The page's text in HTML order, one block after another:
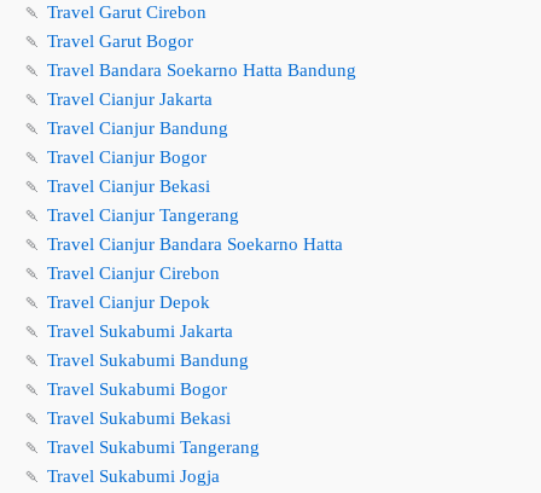
🍡 Travel Garut Cirebon
🍡 Travel Garut Bogor
🍡 Travel Bandara Soekarno Hatta Bandung
🍡 Travel Cianjur Jakarta
🍡 Travel Cianjur Bandung
🍡 Travel Cianjur Bogor
🍡 Travel Cianjur Bekasi
🍡 Travel Cianjur Tangerang
🍡 Travel Cianjur Bandara Soekarno Hatta
🍡 Travel Cianjur Cirebon
🍡 Travel Cianjur Depok
🍡 Travel Sukabumi Jakarta
🍡 Travel Sukabumi Bandung
🍡 Travel Sukabumi Bogor
🍡 Travel Sukabumi Bekasi
🍡 Travel Sukabumi Tangerang
🍡 Travel Sukabumi Jogja